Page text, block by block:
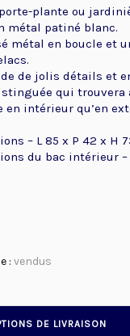
plante ou
métal patiné blanc.
métal en boucle et
de jolis détails et
qui trouvera
en intérieur qu’en
– L 85 x P 42 x H
du bac intérieur –
: vendus
DE LIVRAISON